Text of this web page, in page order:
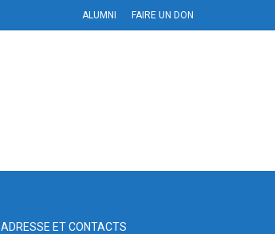
ALUMNI FAIRE UN DON
ADRESSE ET CONTACTS